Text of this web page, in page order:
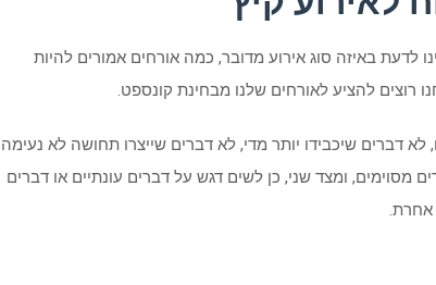
לדעת באיזה סוג אירוע מדובר, כמה אורחים אמורים להיות
רוצים להציע לאורחים שלנו מבחינת קונספט.
לא דברים שיכבידו יותר מדי, לא דברים שייצרו תחושה לא נעימה
מסוימים, ומצד שני, כן לשים דגש על דברים עונתיים או דברים
אחרת.